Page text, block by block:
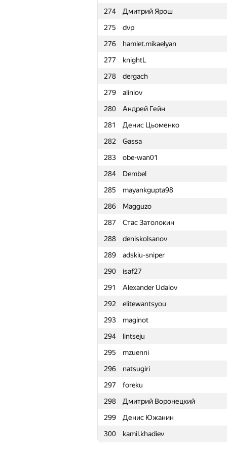
274
Дмитрий Ярош
275
dvp
276
hamlet.mikaelyan
277
knightL
278
dergach
279
aliniov
280
Андрей Гейн
281
Денис Цьоменко
282
Gassa
283
obe-wan01
284
Dembel
285
mayankgupta98
286
Magguzo
287
Стас Затолокин
288
deniskolsanov
289
adskiu-sniper
290
isaf27
291
Alexander Udalov
292
elitewantsyou
293
maginot
294
lintseju
295
mzuenni
296
natsugiri
297
foreku
298
Дмитрий Воронецкий
299
Денис Южанин
300
kamil.khadiev
251 Борис Толстуха
252
A.Semchankau
253
LichSandroLives
254
Антон Лунёв
255
senek_k
256
Rahul Dugar
257
Мехрубон
258
EmCoderixinho
259
zapolskydima
260
prosto-mail95
261
marcose18
262
ainta1
263
Лиана Хазалия
264
a.shleyko
265
nwin
266
Олег Волковский
267
Владимир Клиновенко
268
ilya-pchelintsev1999
269
YTKA.B.TAPKAX
270
mrtekioi
271
Mervap
272
bhargavasaiy
273
Сергей Данилов
274
Дмитрий Ярош
275
dvp
276
hamlet.mikaelyan
277
knightL